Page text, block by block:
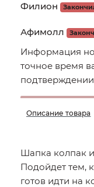
Филион
Афимолл
Информация
точное время
подтверждении
Описание товара
Шапка колпак
Подойдет тем,
готов идти на